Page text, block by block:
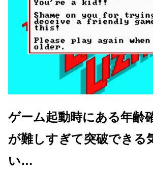
ゲーム起動時にある年齢
が難しすぎて突破できる
い…